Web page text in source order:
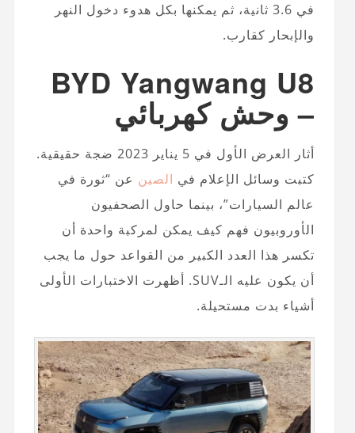
في 3.6 ثانية، ثم يمكنها بكل هدوء دخول النهر
والإبحار كقارب.
BYD Yangwang U8
– وحش كهربائي
أثار العرض الأول في 5 يناير 2023 ضجة حقيقية.
كتبت وسائل الإعلام في الصين عن “ثورة في
عالم السيارات”، بينما حاول الصحفيون
الأوروبيون فهم كيف يمكن لمركبة واحدة أن
تكسر هذا العدد الكبير من القواعد حول ما يجب
أن يكون عليه الـSUV. أظهرت الاختبارات الأولى
أشياء بدت مستحيلة.